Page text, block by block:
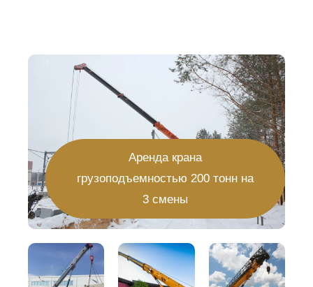
Аренда крана
грузоподъемностью 200 тонн на
3 смены